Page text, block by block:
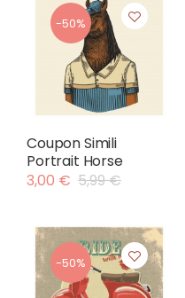
-50%
Coupon Simili
Portrait Horse
3,00 € 5,99 €
-50%